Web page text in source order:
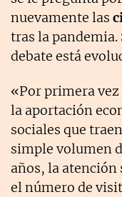
nuevamente las
tras la
debate está
«Por primera vez
la aportación
sociales que
simple volumen
años, la
el número de